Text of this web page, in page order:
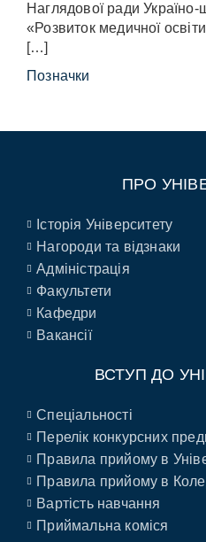
Наглядової ради
«Розвиток медичної
[…]
Позначки
ПРО
Історія Університету
Нагороди та відзнаки
Адміністрація
Факультети
Кафедри
Вакансії
ВСТУП ДО
Спеціальності
Перелік конкурсних
Правила прийому в
Правила прийому в
Вартість навчання
Приймальна коміся